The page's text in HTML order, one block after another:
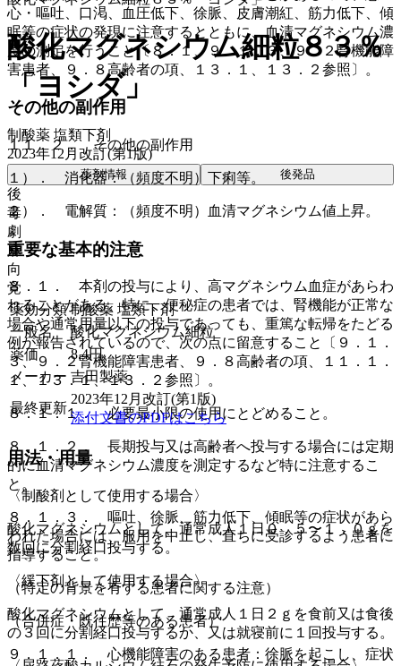
心・嘔吐、口渇、血圧低下、徐脈、皮膚潮紅、筋力低下、傾
眠等の症状の発現に注意するとともに、血清マグネシウム濃
度の測定を行うこと〔８．１、９．１．３、９．２腎機能障
害患者、９．８高齢者の項、１３．１、１３．２参照〕。
その他の副作用
１１．２． その他の副作用
１）． 消化器：（頻度不明）下痢等。
２）． 電解質：（頻度不明）血清マグネシウム値上昇。
重要な基本的注意
８．１． 本剤の投与により、高マグネシウム血症があらわ
れることがある。特に、便秘症の患者では、腎機能が正常な
場合や通常用量以下の投与であっても、重篤な転帰をたどる
例が報告されているので、次の点に留意すること〔９．１．
３、９．２腎機能障害患者、９．８高齢者の項、１１．１．
１、１３．１、１３．２参照〕。
８．１．１． 必要最小限の使用にとどめること。
８．１．２． 長期投与又は高齢者へ投与する場合には定期
的に血清マグネシウム濃度を測定するなど特に注意するこ
と。
８．１．３． 嘔吐、徐脈、筋力低下、傾眠等の症状があら
われた場合には、服用を中止し、直ちに受診するよう患者に
指導すること。
（特定の背景を有する患者に関する注意）
（合併症・既往歴等のある患者）
９．１．１． 心機能障害のある患者：徐脈を起こし、症状
酸化マグネシウム細粒８３％
「ヨシダ」
制酸薬 塩類下剤
2023年12月改訂(第1版)
薬剤情報 後発品
後
毒
劇
麻
向
覚
薬効分類 制酸薬 塩類下剤
一般名
酸化マグネシウム細粒
薬価
8.4円
メーカー 吉田製薬
最終更新
2023年12月改訂(第1版)
添付文書のPDFはこちら
用法・用量
〈制酸剤として使用する場合〉
酸化マグネシウムとして、通常成人１日０．５〜１．０ｇを
数回に分割経口投与する。
〈緩下剤として使用する場合〉
酸化マグネシウムとして、通常成人１日２ｇを食前又は食後
の３回に分割経口投与するか、又は就寝前に１回投与する。